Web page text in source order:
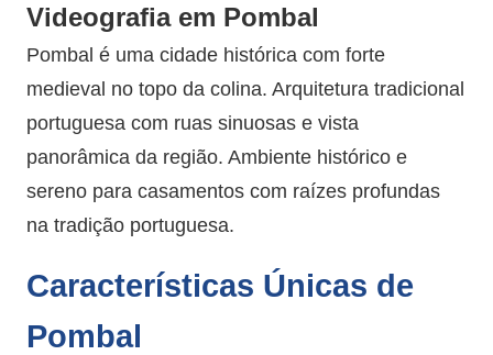
Videografia em Pombal
Pombal é uma cidade histórica com forte
medieval no topo da colina. Arquitetura tradicional
portuguesa com ruas sinuosas e vista
panorâmica da região. Ambiente histórico e
sereno para casamentos com raízes profundas
na tradição portuguesa.
Características Únicas de
Pombal